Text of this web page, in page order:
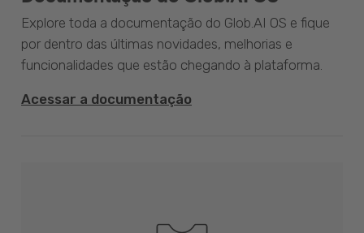
Explore toda a documentação do Glob.AI OS e fique
por dentro das últimas novidades, melhorias e
funcionalidades que estão chegando à plataforma.
Acessar a documentação